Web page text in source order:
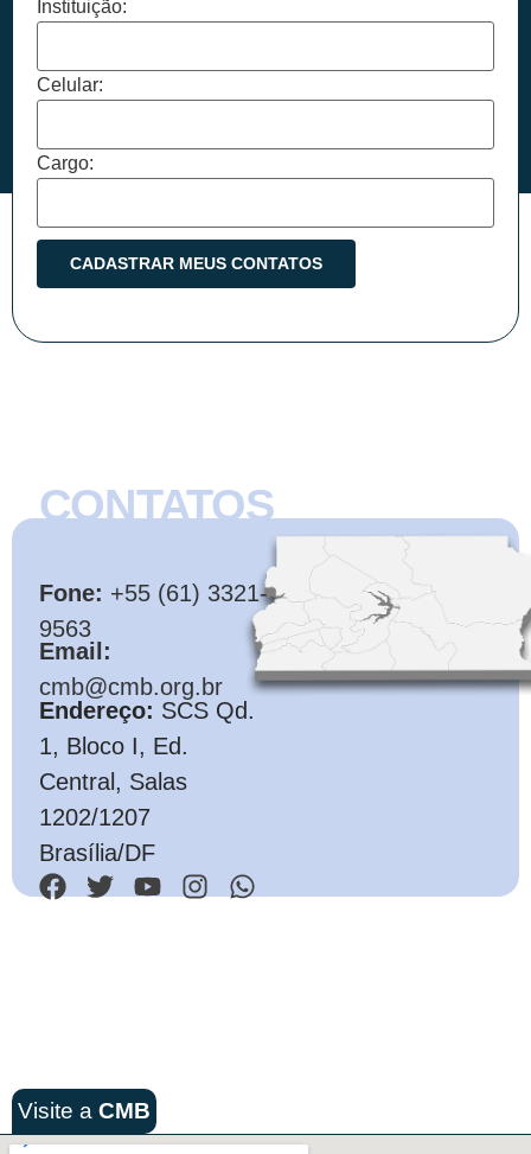
Instituição:
Celular:
Cargo:
CONTATOS
Fone: +55 (61) 3321-
9563
Email:
cmb@cmb.org.br
Endereço: SCS Qd.
1, Bloco I, Ed.
Central, Salas
1202/1207
Brasília/DF
Visite a CMB